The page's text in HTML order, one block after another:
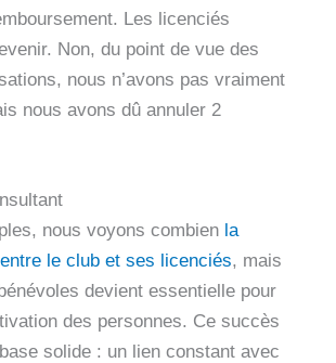
Les licenciés
Non, du point de vue des
nous n’avons pas vraiment
nous avons dû annuler 2
nous voyons combien la
le club et ses licenciés, mais
devient essentielle pour
des personnes. Ce succès
solide : un lien constant avec